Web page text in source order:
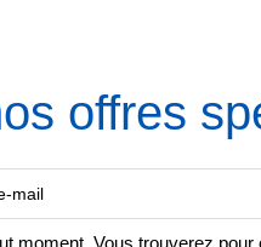
offres
moment. Vous trouverez pour